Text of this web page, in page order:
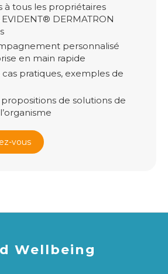
à tous les propriétaires
EVIDENT® DERMATRON
personnalisé
en main rapide
pratiques, exemples de
propositions de solutions de
vous
Wellbeing